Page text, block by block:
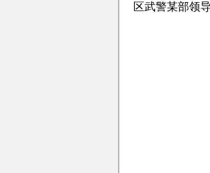
区武警某部领